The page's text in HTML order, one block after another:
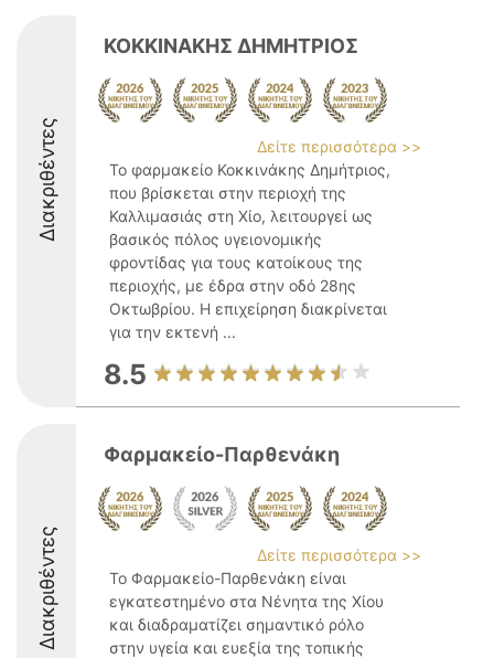
Διακριθέντες
ΚΟΚΚΙΝΑΚΗΣ ΔΗΜΗΤΡΙΟΣ
Δείτε περισσότερα >>
Το φαρμακείο Κοκκινάκης Δημήτριος,
που βρίσκεται στην περιοχή της
Καλλιμασιάς στη Χίο, λειτουργεί ως
βασικός πόλος υγειονομικής
φροντίδας για τους κατοίκους της
περιοχής, με έδρα στην οδό 28ης
Οκτωβρίου. Η επιχείρηση διακρίνεται
για την εκτενή ...
8.5
Διακριθέντες
Φαρμακείο-Παρθενάκη
Δείτε περισσότερα >>
Το Φαρμακείο-Παρθενάκη είναι
εγκατεστημένο στα Νένητα της Χίου
και διαδραματίζει σημαντικό ρόλο
στην υγεία και ευεξία της τοπικής